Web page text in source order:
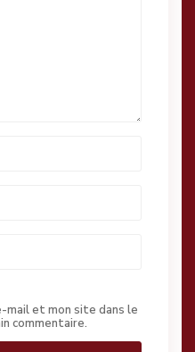
mail et mon site dans le
commentaire.